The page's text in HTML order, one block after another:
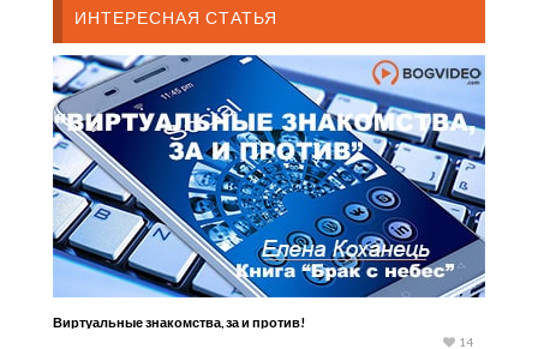
ИНТЕРЕСНАЯ СТАТЬЯ
Виртуальные знакомства, за и против!
14